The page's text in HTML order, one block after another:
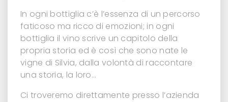
In ogni bottiglia c’è l’essenza di un percorso
faticoso ma ricco di emozioni; in ogni
bottiglia il vino scrive un capitolo della
propria storia ed è così che sono nate le
vigne di Silvia, dalla volontà di raccontare
una storia, la loro…
Ci troveremo direttamente presso l’azienda